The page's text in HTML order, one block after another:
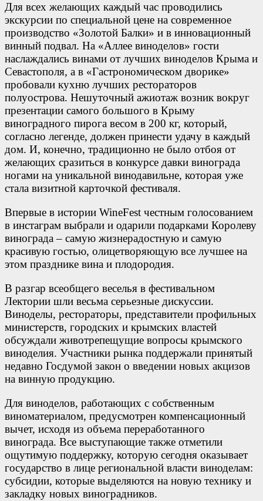
Для всех желающих каждый час проводились
экскурсии по специальной цене на современное
производство «Золотой Балки» и в инновационный
винный подвал. На «Аллее виноделов» гости
наслаждались винами от лучших виноделов Крыма и
Севастополя, а в «Гастрономическом дворике»
пробовали кухню лучших рестораторов
полуострова. Нешуточный ажиотаж возник вокруг
презентации самого большого в Крыму
виноградного пирога весом в 200 кг, который,
согласно легенде, должен принести удачу в каждый
дом. И, конечно, традиционно не было отбоя от
желающих сразиться в конкурсе давки винограда
ногами на уникальной винодавильне, которая уже
стала визитной карточкой фестиваля.
Впервые в истории WineFest честным голосованием
в инстаграм выбрали и одарили подарками Королеву
винограда – самую жизнерадостную и самую
красивую гостью, олицетворяющую все лучшее на
этом празднике вина и плодородия.
В разгар всеобщего веселья в фестивальном
Лектории шли весьма серьезные дискуссии.
Виноделы, рестораторы, представители профильных
министерств, городских и крымских властей
обсуждали животрепещущие вопросы крымского
виноделия. Участники рынка поддержали принятый
недавно Госдумой закон о введении новых акцизов
на винную продукцию.
Для виноделов, работающих с собственным
виноматериалом, предусмотрен компенсационный
вычет, исходя из объема переработанного
винограда. Все выступающие также отметили
ощутимую поддержку, которую сегодня оказывает
государство в лице региональной власти виноделам:
субсидии, которые выделяются на новую технику и
закладку новых виноградников.